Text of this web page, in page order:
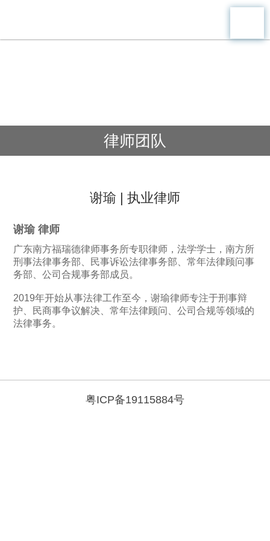
律师团队
谢瑜 | 执业律师
谢瑜 律师
广东南方福瑞德律师事务所专职律师，法学学士，南方所
刑事法律事务部、民事诉讼法律事务部、常年法律顾问事
务部、公司合规事务部成员。
2019年开始从事法律工作至今，谢瑜律师专注于刑事辩
护、民商事争议解决、常年法律顾问、公司合规等领域的
法律事务。
粤ICP备19115884号